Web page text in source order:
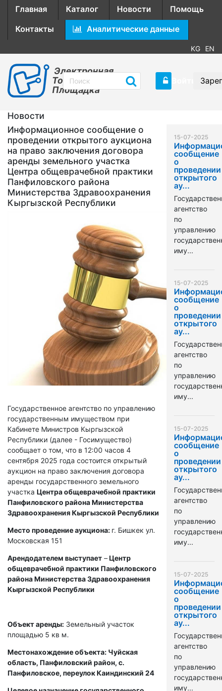
Главная Каталог Новости
Помощь
Контакты
Аналитические данные
KG EN
Электронная
Торговая
Площадка
Новости
Информационное сообщение о
проведении открытого аукциона
на право заключения договора
аренды земельного участка
Центра общеврачебной практики
Панфиловского района
Министерства Здравоохранения
Кыргызской Республики
Государственное агентство по управлению
государственным имуществом при
Кабинете Министров Кыргызской
Республики (далее - Госимущество)
сообщает о том, что в 12:00 часов 4
сентября 2025 года состоится открытый
аукцион на право заключения договора
аренды государственного земельного
участка Центра общеврачебной практики
Панфиловского района Министерства
Здравоохранения Кыргызской Республики
Место проведение аукциона: г. Бишкек ул.
Московская 151
Арендодателем выступает –Центр
общеврачебной практики Панфиловского
района Министерства Здравоохранения
Кыргызской Республики
Объект аренды: Земельный участок
площадью 5 кв м.
Местонахождение объекта: Чуйская
область, Панфиловский район, с.
Панфиловское, переулок Каиндинский 24
15-07-2025
сообщение
о
проведении
открытого
ау...
агентство
по
управлению
иму...
15-07-2025
сообщение
о
проведении
открытого
ау...
агентство
по
управлению
иму...
15-07-2025
сообщение
о
проведении
открытого
ау...
агентство
по
управлению
иму...
15-07-2025
сообщение
о
проведении
открытого
ау...
агентство
по
управлению
иму...